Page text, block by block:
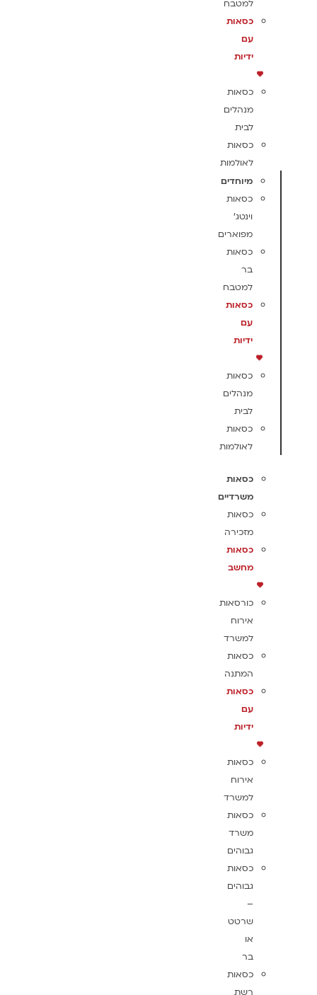
למטבח
כסאות
עם
ידיות
כסאות
מנהלים
לבית
כסאות
לאולמות
מיוחדים
כסאות
וינטג'
מפוארים
כסאות
בר
למטבח
כסאות
עם
ידיות
כסאות
מנהלים
לבית
כסאות
לאולמות
כסאות
משרדיים
כסאות
מזכירה
כסאות
מחשב
כורסאות
אירוח
למשרד
כסאות
המתנה
כסאות
עם
ידיות
כסאות
אירוח
למשרד
כסאות
משרד
גבוהים
כסאות
גבוהים
–
שרטט
או
בר
כסאות
רשת